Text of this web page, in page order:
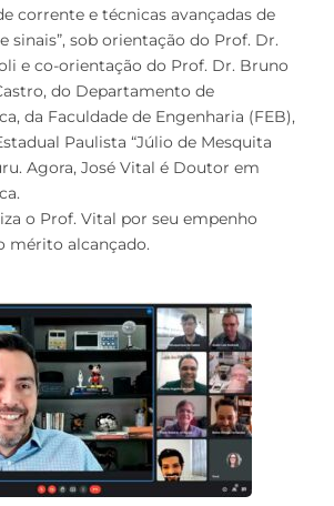
corrente e técnicas avançadas de
sinais”, sob orientação do Prof. Dr.
e co-orientação do Prof. Dr. Bruno
do Departamento de
da Faculdade de Engenharia (FEB),
Paulista “Júlio de Mesquita
Agora, José Vital é Doutor em
o Prof. Vital por seu empenho
mérito alcançado.